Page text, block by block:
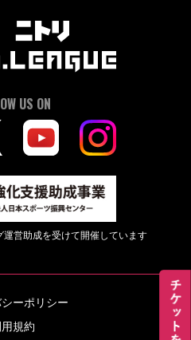
US ON
営助成を受けて開催しています
ーポリシー
規約